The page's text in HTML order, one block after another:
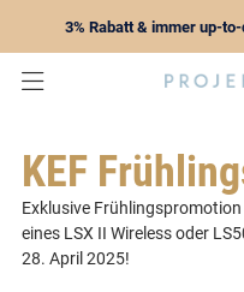
3% Rabatt & immer up-
KEF
Exklusive
eines LSX II Wireless oder
28. April 2025!